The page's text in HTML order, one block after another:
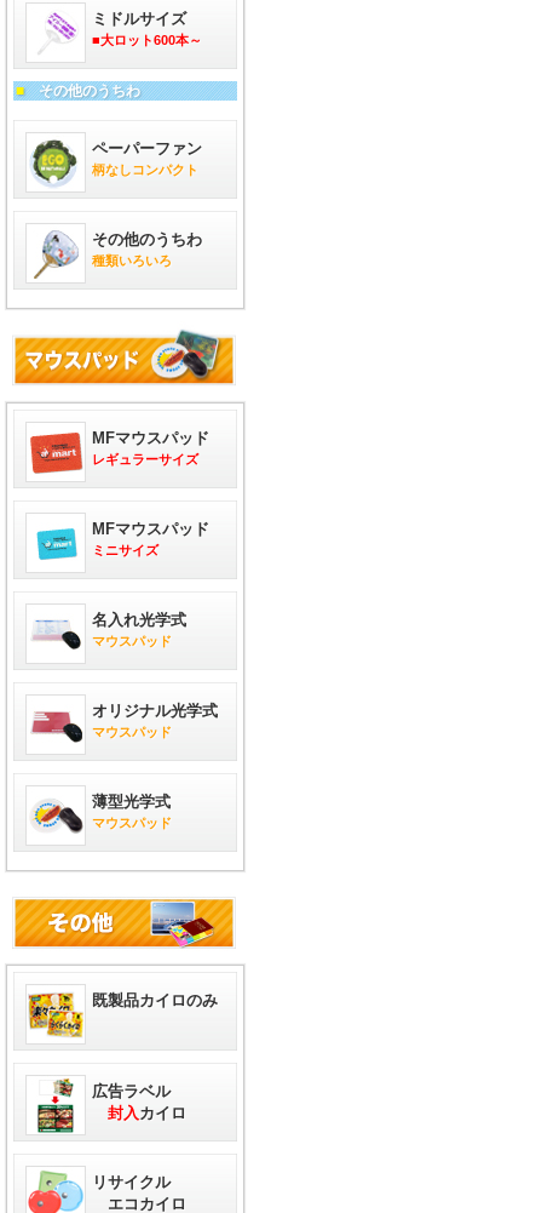
ミドルサイズ
■大ロット600本～
■その他のうちわ
ペーパーファン
柄なしコンパクト
その他のうちわ
種類いろいろ
MFマウスパッド
レギュラーサイズ
MFマウスパッド
ミニサイズ
名入れ光学式
マウスパッド
オリジナル光学式
マウスパッド
薄型光学式
マウスパッド
既製品カイロのみ
広告ラベル
封入 カイロ
リサイクル
エコカイロ